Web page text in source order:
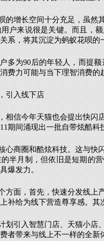
的增长空间十分充足，虽然
户来说很是关键。而且，
系，将其沉淀为蚂蚁花呗的
多为90后的年轻人，而提
费力可能与当下理智消费的
引入线下店
相信今年天猫也会提出快
期间涌现出一批自带炫酷科
心商圈和酷炫科技。这与
半月制，但依旧是短期的
爆发力。
方面，首先，快速分发线上
补给为线下营造尊享感。其
划引入智慧门店、天猫小店
者带来与线上不一样的全新